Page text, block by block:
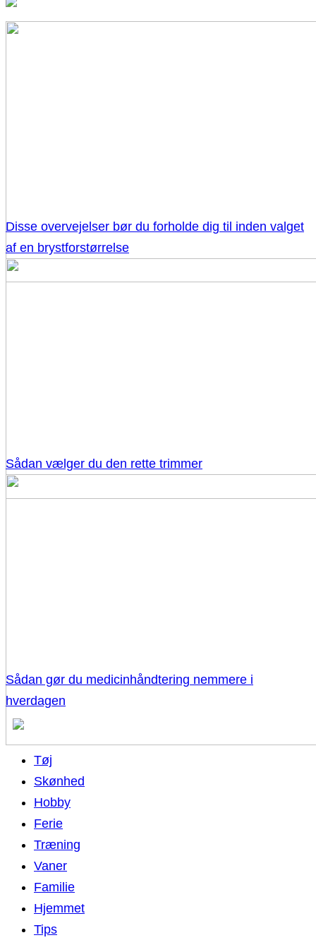
Disse overvejelser bør du forholde dig til inden valget
af en brystforstørrelse
Sådan vælger du den rette trimmer
Sådan gør du medicinhåndtering nemmere i
hverdagen
Tøj
Skønhed
Hobby
Ferie
Træning
Vaner
Familie
Hjemmet
Tips